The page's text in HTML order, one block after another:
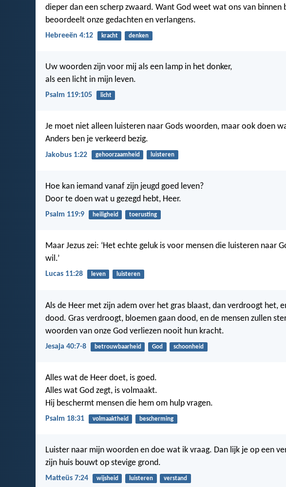
dieper dan een scherp zwaard. Want God weet wat ons van binnen
beoordeelt onze gedachten en verlangens.
Hebreeën 4:12 kracht denken
Uw woorden zijn voor mij als een lamp in het donker,
als een licht in mijn leven.
Psalm 119:105 licht
Je moet niet alleen luisteren naar Gods woorden, maar ook doen
Anders ben je verkeerd bezig.
Jakobus 1:22 gehoorzaamheid luisteren
Hoe kan iemand vanaf zijn jeugd goed leven?
Door te doen wat u gezegd hebt, Heer.
Psalm 119:9 heiligheid toerusting
Maar Jezus zei: ‘Het echte geluk is voor mensen die luisteren naar
wil.’
Lucas 11:28 leven luisteren
Als de Heer met zijn adem over het gras blaast, dan verdroogt het,
dood. Gras verdroogt, bloemen gaan dood, en de mensen zullen
woorden van onze God verliezen nooit hun kracht.
Jesaja 40:7-8 betrouwbaarheid God schoonheid
Alles wat de Heer doet, is goed.
Alles wat God zegt, is volmaakt.
Hij beschermt mensen die hem om hulp vragen.
Psalm 18:31 volmaaktheid bescherming
Luister naar mijn woorden en doe wat ik vraag. Dan lijk je op een
zijn huis bouwt op stevige grond.
Matteüs 7:24 wijsheid luisteren verstand